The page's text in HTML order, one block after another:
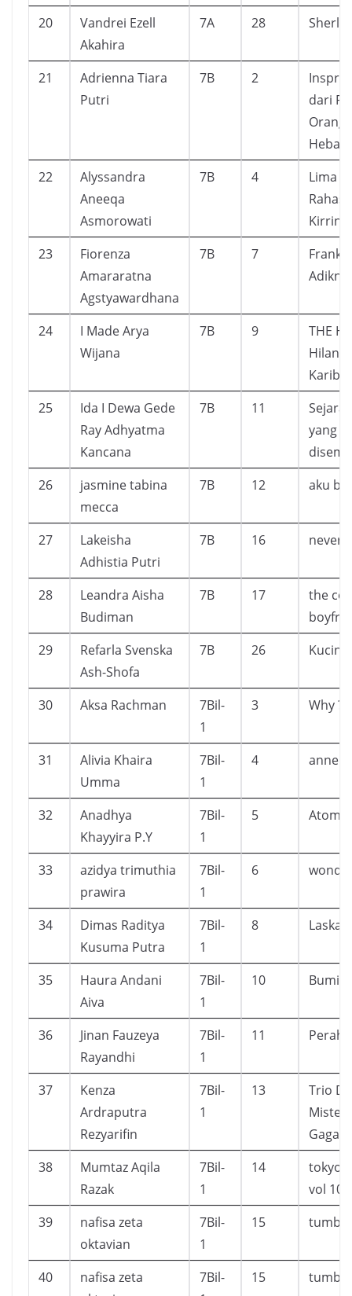
20
Vandrei Ezell
Akahira
7A 28
21
Adrienna Tiara
Putri
7B 2
dari
Orang
Hebat
22
Alyssandra
Aneeqa
Asmorowati
7B 4
Lima
Kirrin
23
Fiorenza
Amararatna
Agstyawardhana
7B 7
24
I Made Arya
Wijana
7B 9
THE
Karib
25
Ida I Dewa Gede
Ray Adhyatma
Kancana
7B 11
yang
26
jasmine tabina
mecca
7B 12 aku
27
Lakeisha
Adhistia Putri
7B 16 never
28
Leandra Aisha
Budiman
7B 17
the
29
Refarla Svenska
Ash-Shofa
7B 26
30 Aksa Rachman
7Bil-
1
3 Why ?
31
Alivia Khaira
Umma
7Bil-
1
4 anne
32
Anadhya
Khayyira P.Y
7Bil-
1
5
33
azidya trimuthia
prawira
7Bil-
1
6
34
Dimas Raditya
Kusuma Putra
7Bil-
1
8 Laskar
35
Haura Andani
Aiva
7Bil-
1
10 Bumi,
36
Jinan Fauzeya
Rayandhi
7Bil-
1
11
37
Kenza
Ardraputra
Rezyarifin
7Bil-
1
13
Trio
Gagap
38
Mumtaz Aqila
Razak
7Bil-
1
14
tokyo
vol
39
nafisa zeta
oktavian
7Bil-
1
15
40
nafisa zeta
7Bil-
15